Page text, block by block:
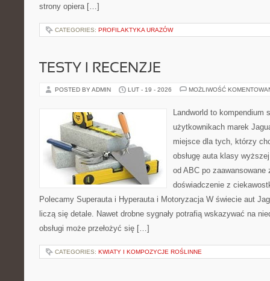
strony opiera […]
CATEGORIES: PROFILAKTYKA URAZÓW
TESTY I RECENZJE
POSTED BY ADMIN LUT - 19 - 2026 MOŻLIWOŚĆ
Landworld to kompendium
użytkownikach marek
miejsce dla tych, którzy
obsługę auta klasy
od ABC po zaawansowane
doświadczenie z
Polecamy Superauta i Hyperauta i Motoryzacja W świecie aut
liczą się detale. Nawet drobne sygnały potrafią wskazywać na
obsługi może przełożyć się […]
CATEGORIES: KWIATY I KOMPOZYCJE ROŚLINNE